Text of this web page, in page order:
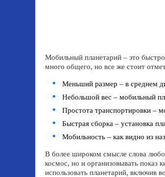
Мобильный планетарий – это
много общего, но все же стоит
Меньший размер – в среднем
Небольшой вес – мобильный
Простота транспортировки –
Быстрая сборка – установка
Мобильность – как видно из
В более широком смысле слова
космос, но и организовывать
использовать планетарий, включив